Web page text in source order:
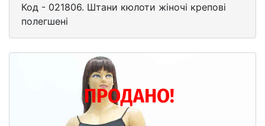
Код - 021806. Штани кюлоти жіночі крепові
полегшені
ПРОДАНО!